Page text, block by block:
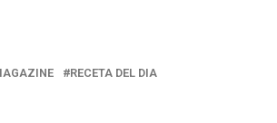
RECETA DEL DIA